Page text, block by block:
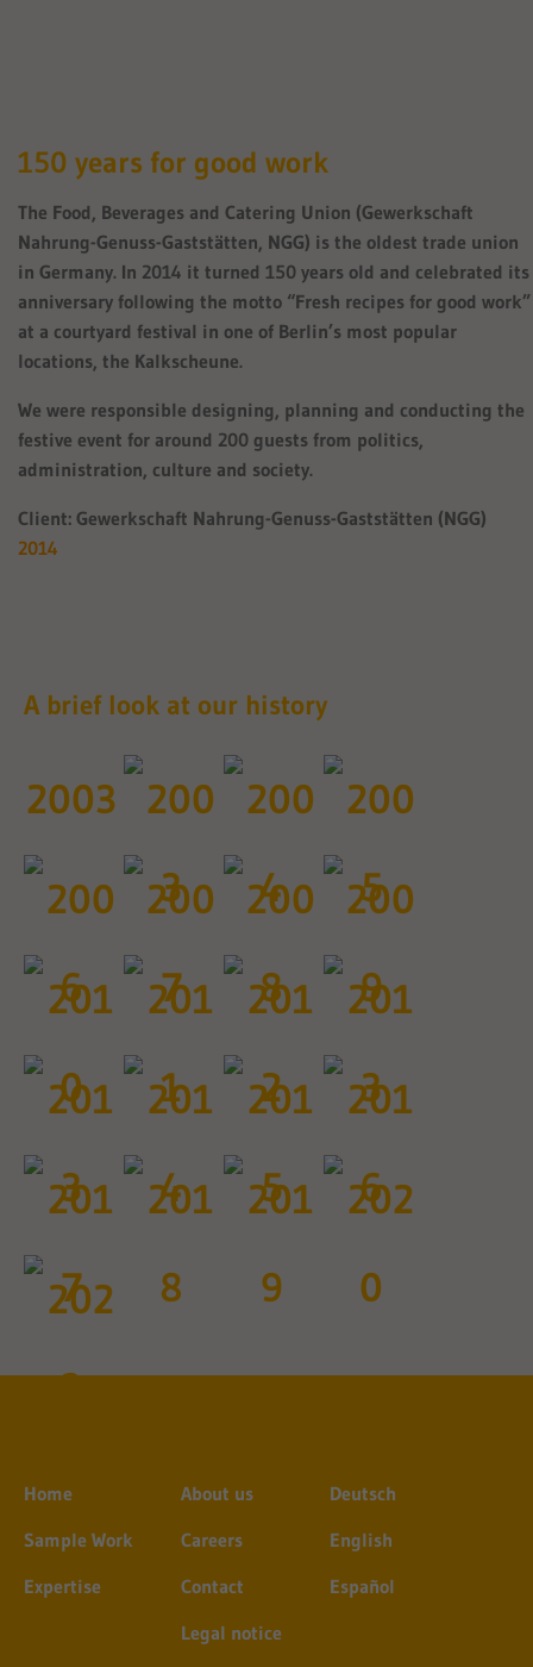
150 years for good work
The Food, Beverages and Catering Union (Gewerkschaft
Nahrung-Genuss-Gaststätten, NGG) is the oldest trade union
in Germany. In 2014 it turned 150 years old and celebrated its
anniversary following the motto “Fresh recipes for good work”
at a courtyard festival in one of Berlin’s most popular
locations, the Kalkscheune.
We were responsible designing, planning and conducting the
festive event for around 200 guests from politics,
administration, culture and society.
Client: Gewerkschaft Nahrung-Genuss-Gaststätten (NGG)
2014
A brief look at our history
2003
Home
Sample Work
Expertise
About us
Careers
Contact
Legal notice
Deutsch
English
Español